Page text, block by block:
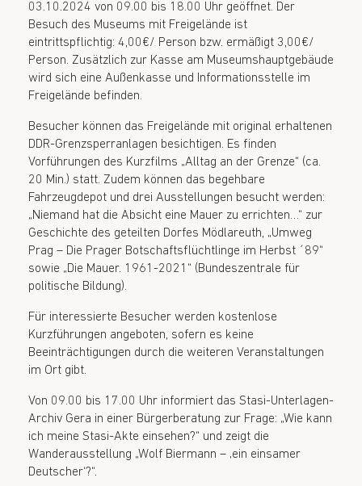
03.10.2024 von 09.00 bis 18.00 Uhr geöffnet. Der
Besuch des Museums mit Freigelände ist
eintrittspflichtig: 4,00€/ Person bzw. ermäßigt 3,00€/
Person. Zusätzlich zur Kasse am Museumshauptgebäude
wird sich eine Außenkasse und Informationsstelle im
Freigelände befinden.
Besucher können das Freigelände mit original erhaltenen
DDR-Grenzsperranlagen besichtigen. Es finden
Vorführungen des Kurzfilms „Alltag an der Grenze“ (ca.
20 Min.) statt. Zudem können das begehbare
Fahrzeugdepot und drei Ausstellungen besucht werden:
„Niemand hat die Absicht eine Mauer zu errichten…“ zur
Geschichte des geteilten Dorfes Mödlareuth, „Umweg
Prag – Die Prager Botschaftsflüchtlinge im Herbst ´89“
sowie „Die Mauer. 1961-2021“ (Bundeszentrale für
politische Bildung).
Für interessierte Besucher werden kostenlose
Kurzführungen angeboten, sofern es keine
Beeinträchtigungen durch die weiteren Veranstaltungen
im Ort gibt.
Von 09.00 bis 17.00 Uhr informiert das Stasi-Unterlagen-
Archiv Gera in einer Bürgerberatung zur Frage: „Wie kann
ich meine Stasi-Akte einsehen?“ und zeigt die
Wanderausstellung „Wolf Biermann – ‚ein einsamer
Deutscher‘?“.